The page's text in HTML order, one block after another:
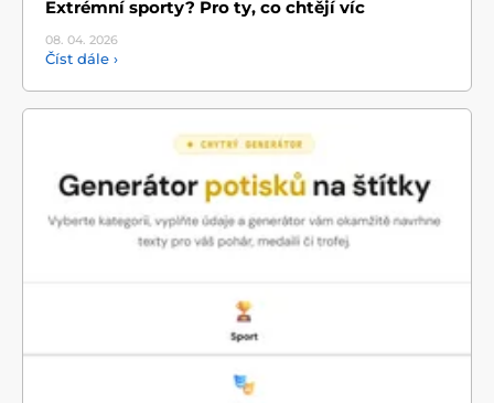
Extrémní sporty? Pro ty, co chtějí víc
08. 04. 2026
Číst dále ›